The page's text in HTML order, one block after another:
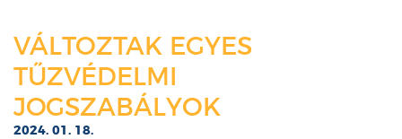
VÁLTOZTAK EGYES
TŰZVÉDELMI
JOGSZABÁLYOK
2024. 01. 18.